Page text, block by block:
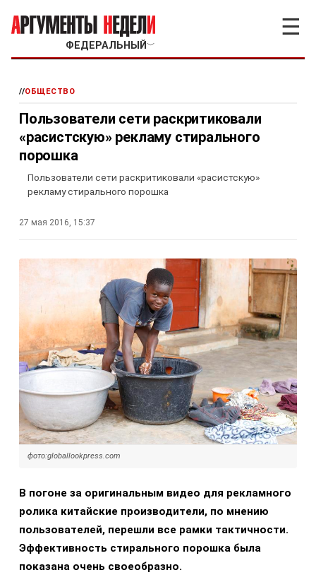
ФЕДЕРАЛЬНЫЙ ﹀
☰
//ОБЩЕСТВО
Пользователи сети раскритиковали
«расистскую» рекламу стирального
порошка
Пользователи сети раскритиковали «расистскую»
рекламу стирального порошка
27 мая 2016, 15:37
фото:globallookpress.com
В погоне за оригинальным видео для рекламного
ролика китайские производители, по мнению
пользователей, перешли все рамки тактичности.
Эффективность стирального порошка была
показана очень своеобразно.